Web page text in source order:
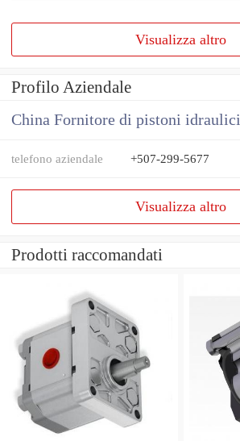
Visualizza altro
Profilo Aziendale
China Fornitore di pistoni idraulici
telefono aziendale +507-299-5677
Visualizza altro
Prodotti raccomandati